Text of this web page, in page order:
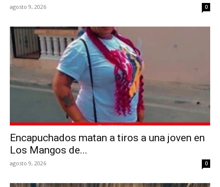
agosto 9, 2026 0
Encapuchados matan a tiros a una joven en
Los Mangos de...
agosto 9, 2026 0